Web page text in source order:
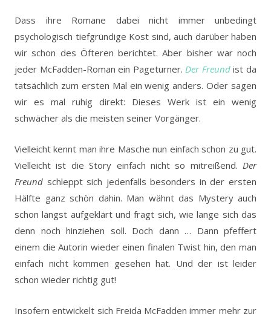
Dass ihre Romane dabei nicht immer unbedingt
psychologisch tiefgründige Kost sind, auch darüber haben
wir schon des Öfteren berichtet. Aber bisher war noch
jeder McFadden-Roman ein Pageturner. Der Freundist da
tatsächlich zum ersten Mal ein wenig anders. Oder sagen
wir es mal ruhig direkt: Dieses Werk ist ein wenig
schwächer als die meisten seiner Vorgänger.
Vielleicht kennt man ihre Masche nun einfach schon zu gut.
Vielleicht ist die Story einfach nicht so mitreißend. Der
Freund schleppt sich jedenfalls besonders in der ersten
Hälfte ganz schön dahin. Man wähnt das Mystery auch
schon längst aufgeklärt und fragt sich, wie lange sich das
denn noch hinziehen soll. Doch dann … Dann pfeffert
einem die Autorin wieder einen finalen Twist hin, den man
einfach nicht kommen gesehen hat. Und der ist leider
schon wieder richtig gut!
Insofern entwickelt sich Freida McFadden immer mehr zur